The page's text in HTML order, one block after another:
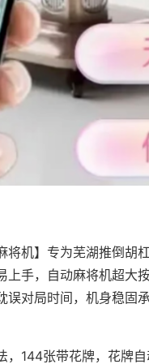
将机】专为芜湖推倒胡
上手，自动麻将机超大
误对局时间，机身稳固
，144张带花牌，花牌